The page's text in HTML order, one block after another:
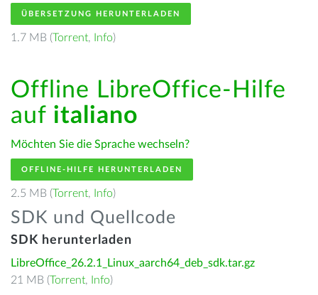
ÜBERSETZUNG HERUNTERLADEN
1.7 MB (Torrent, Info)
Offline LibreOffice-Hilfe
auf italiano
Möchten Sie die Sprache wechseln?
OFFLINE-HILFE HERUNTERLADEN
2.5 MB (Torrent, Info)
SDK und Quellcode
SDK herunterladen
LibreOffice_26.2.1_Linux_aarch64_deb_sdk.tar.gz
21 MB (Torrent, Info)